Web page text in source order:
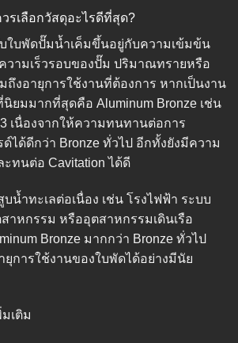
รเลือกวัสดุอะไรดีที่สุด?
ใบพัดปั๊มน้ำเค็มขึ้นอยู่กับความเข้มข้น
ามเร็วรอบของปั๊ม ปริมาณทรายหรือ
งอายุการใช้งานที่ต้องการ หากเป็นงาน
ยมมากที่สุดคือ Aluminum Bronze เช่น
เนื่องจากให้ความทนทานต่อการ
ได้ดีกว่า Bronze ทั่วไป อีกทั้งยังมีความ
ะทนต่อ Cavitation ได้ดี
น้ำทะเลต่อเนื่อง เช่น โรงไฟฟ้า ระบบ
าหกรรม หรืออุตสาหกรรมเดินเรือ
Bronze มากกว่า Bronze ทั่วไป
ยุการใช้งานของใบพัดได้อย่างมีนัย
เติม